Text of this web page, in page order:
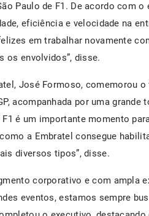
Paulo de F1. De acordo com
eficiência e velocidade na
em trabalhar novamente
os envolvidos”, disse.
José Formoso, comemorou
acompanhada por uma grande
é um importante momento
a Embratel consegue
diversos tipos”, disse.
corporativo e com ampla
eventos, estamos sempre